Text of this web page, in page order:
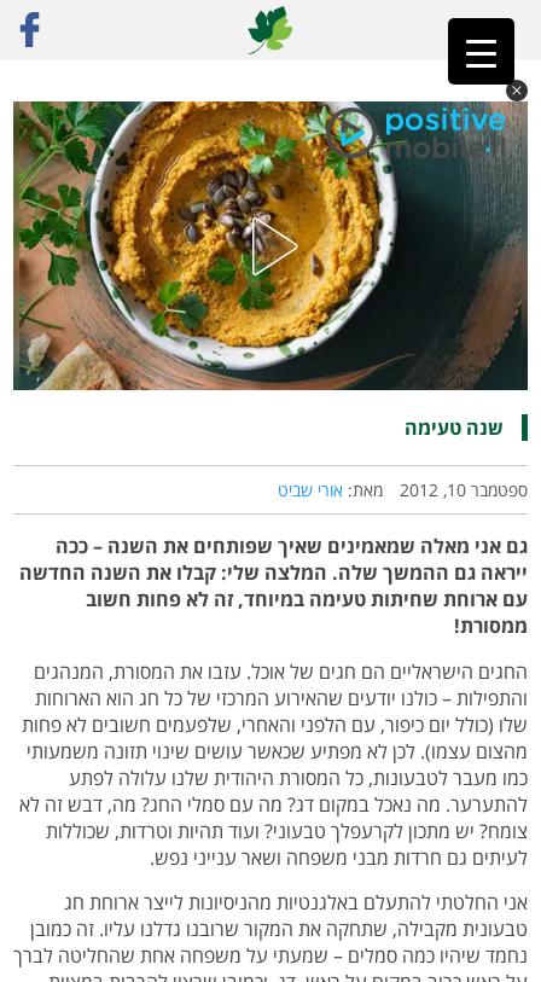
ראשי»פוסט נבחר
שנה טעימה
ספטמבר 10, 2012 מאת: אורי שביט
גם אני מאלה שמאמינים שאיך שפותחים את השנה – ככה
ייראה גם ההמשך שלה. המלצה שלי: קבלו את השנה החדשה
עם ארוחת שחיתות טעימה במיוחד, זה לא פחות חשוב
ממסורת!
החגים הישראליים הם חגים של אוכל. עזבו את המסורת, המנהגים
והתפילות – כולנו יודעים שהאירוע המרכזי של כל חג הוא הארוחות
שלו (כולל יום כיפור, עם הלפני והאחרי, שלפעמים חשובים לא פחות
מהצום עצמו). לכן לא מפתיע שכאשר עושים שינוי תזונה משמעותי
כמו מעבר לטבעונות, כל המסורת היהודית שלנו עלולה לפתע
להתערער. מה נאכל במקום דג? מה עם סמלי החג? מה, דבש זה לא
צומח? יש מתכון לקרעפלך טבעוני? ועוד תהיות וטרדות, שכוללות
לעיתים גם חרדות מבני משפחה ושאר ענייני נפש.
אני החלטתי להתעלם באלגנטיות מהניסיונות לייצר ארוחת חג
טבעונית מקבילה, שתחקה את המקור שרובנו גדלנו עליו. זה כמובן
נחמד שיהיו כמה סמלים – שמעתי על משפחה אחת שהחליטה לברך